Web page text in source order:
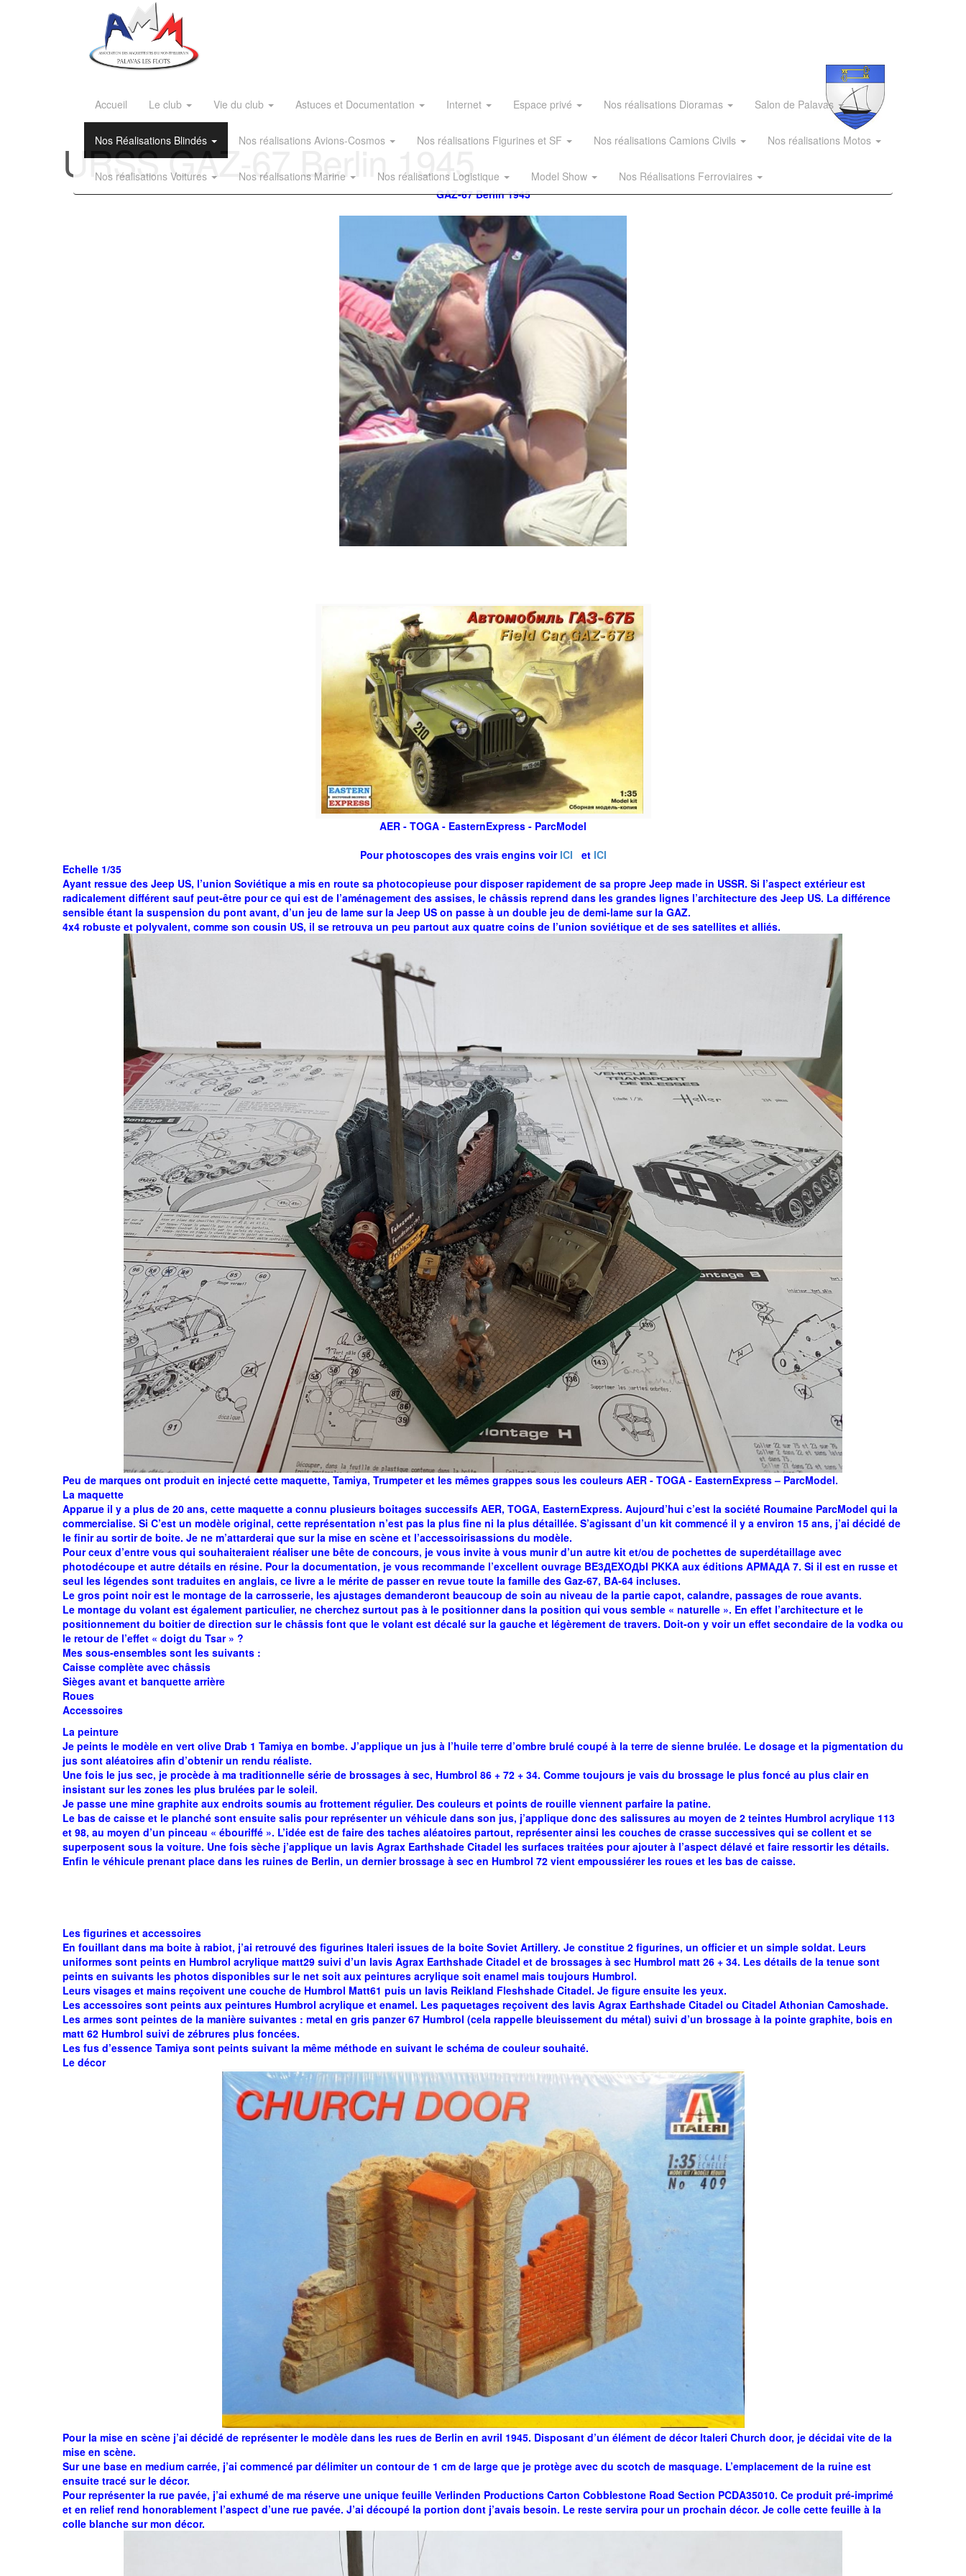
Accueil Le club Vie du club Astuces et Documentation Internet Espace privé Nos réalisations Dioramas Salon de Palavas
Nos Réalisations Blindés Nos réalisations Avions-Cosmos Nos réalisations Figurines et SF Nos réalisations Camions Civils Nos réalisations Motos
Nos réalisations Voitures Nos réalisations Marine Nos réalisations Logistique Model Show Nos Réalisations Ferroviaires
URSS GAZ-67 Berlin 1945
GAZ-67 Berlin 1945
AER - TOGA - EasternExpress - ParcModel
Pour photoscopes des vrais engins voir ICI et ICI
Echelle 1/35
Ayant ressue des Jeep US, l’union Soviétique a mis en route sa photocopieuse pour disposer rapidement de sa propre Jeep made in USSR. Si l’aspect extérieur est
radicalement différent sauf peut-être pour ce qui est de l’aménagement des assises, le châssis reprend dans les grandes lignes l’architecture des Jeep US. La différence
sensible étant la suspension du pont avant, d’un jeu de lame sur la Jeep US on passe à un double jeu de demi-lame sur la GAZ.
4x4 robuste et polyvalent, comme son cousin US, il se retrouva un peu partout aux quatre coins de l’union soviétique et de ses satellites et alliés.
Peu de marques ont produit en injecté cette maquette, Tamiya, Trumpeter et les mêmes grappes sous les couleurs AER - TOGA - EasternExpress – ParcModel.
La maquette
Apparue il y a plus de 20 ans, cette maquette a connu plusieurs boitages successifs AER, TOGA, EasternExpress. Aujourd’hui c’est la société Roumaine ParcModel qui la
commercialise. Si C’est un modèle original, cette représentation n’est pas la plus fine ni la plus détaillée. S’agissant d’un kit commencé il y a environ 15 ans, j’ai décidé de
le finir au sortir de boite. Je ne m’attarderai que sur la mise en scène et l’accessoirisassions du modèle.
Pour ceux d’entre vous qui souhaiteraient réaliser une bête de concours, je vous invite à vous munir d’un autre kit et/ou de pochettes de superdétaillage avec
photodécoupe et autre détails en résine. Pour la documentation, je vous recommande l’excellent ouvrage BE3ДEXOДbI PKKA aux éditions APMAДA 7. Si il est en russe et
seul les légendes sont traduites en anglais, ce livre a le mérite de passer en revue toute la famille des Gaz-67, BA-64 incluses.
Le gros point noir est le montage de la carrosserie, les ajustages demanderont beaucoup de soin au niveau de la partie capot, calandre, passages de roue avants.
Le montage du volant est également particulier, ne cherchez surtout pas à le positionner dans la position qui vous semble « naturelle ». En effet l’architecture et le
positionnement du boitier de direction sur le châssis font que le volant est décalé sur la gauche et légèrement de travers. Doit-on y voir un effet secondaire de la vodka ou
le retour de l’effet « doigt du Tsar » ?
Mes sous-ensembles sont les suivants :
Caisse complète avec châssis
Sièges avant et banquette arrière
Roues
Accessoires
La peinture
Je peints le modèle en vert olive Drab 1 Tamiya en bombe. J’applique un jus à l’huile terre d’ombre brulé coupé à la terre de sienne brulée. Le dosage et la pigmentation du
jus sont aléatoires afin d’obtenir un rendu réaliste.
Une fois le jus sec, je procède à ma traditionnelle série de brossages à sec, Humbrol 86 + 72 + 34. Comme toujours je vais du brossage le plus foncé au plus clair en
insistant sur les zones les plus brulées par le soleil.
Je passe une mine graphite aux endroits soumis au frottement régulier. Des couleurs et points de rouille viennent parfaire la patine.
Le bas de caisse et le planché sont ensuite salis pour représenter un véhicule dans son jus, j’applique donc des salissures au moyen de 2 teintes Humbrol acrylique 113
et 98, au moyen d’un pinceau « ébouriffé ». L’idée est de faire des taches aléatoires partout, représenter ainsi les couches de crasse successives qui se collent et se
superposent sous la voiture. Une fois sèche j’applique un lavis Agrax Earthshade Citadel les surfaces traitées pour ajouter à l’aspect délavé et faire ressortir les détails.
Enfin le véhicule prenant place dans les ruines de Berlin, un dernier brossage à sec en Humbrol 72 vient empoussiérer les roues et les bas de caisse.
Les figurines et accessoires
En fouillant dans ma boite à rabiot, j’ai retrouvé des figurines Italeri issues de la boite Soviet Artillery. Je constitue 2 figurines, un officier et un simple soldat. Leurs
uniformes sont peints en Humbrol acrylique matt29 suivi d’un lavis Agrax Earthshade Citadel et de brossages à sec Humbrol matt 26 + 34. Les détails de la tenue sont
peints en suivants les photos disponibles sur le net soit aux peintures acrylique soit enamel mais toujours Humbrol.
Leurs visages et mains reçoivent une couche de Humbrol Matt61 puis un lavis Reikland Fleshshade Citadel. Je figure ensuite les yeux.
Les accessoires sont peints aux peintures Humbrol acrylique et enamel. Les paquetages reçoivent des lavis Agrax Earthshade Citadel ou Citadel Athonian Camoshade.
Les armes sont peintes de la manière suivantes : metal en gris panzer 67 Humbrol (cela rappelle bleuissement du métal) suivi d’un brossage à la pointe graphite, bois en
matt 62 Humbrol suivi de zébrures plus foncées.
Les fus d’essence Tamiya sont peints suivant la même méthode en suivant le schéma de couleur souhaité.
Le décor
Pour la mise en scène j’ai décidé de représenter le modèle dans les rues de Berlin en avril 1945. Disposant d’un élément de décor Italeri Church door, je décidai vite de la
mise en scène.
Sur une base en medium carrée, j’ai commencé par délimiter un contour de 1 cm de large que je protège avec du scotch de masquage. L’emplacement de la ruine est
ensuite tracé sur le décor.
Pour représenter la rue pavée, j’ai exhumé de ma réserve une unique feuille Verlinden Productions Carton Cobblestone Road Section PCDA35010. Ce produit pré-imprimé
et en relief rend honorablement l’aspect d’une rue pavée. J’ai découpé la portion dont j’avais besoin. Le reste servira pour un prochain décor. Je colle cette feuille à la
colle blanche sur mon décor.